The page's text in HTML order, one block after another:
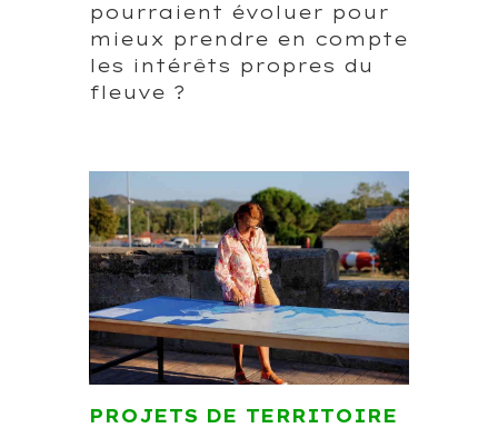
pourraient évoluer pour
mieux prendre en compte
les intérêts propres du
fleuve ?
PROJETS DE TERRITOIRE